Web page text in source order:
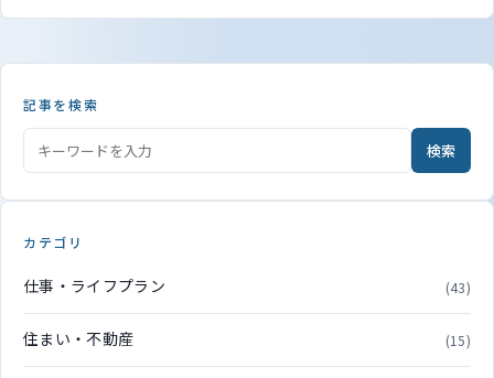
記事を検索
検索
カテゴリ
仕事・ライフプラン (43)
住まい・不動産 (15)